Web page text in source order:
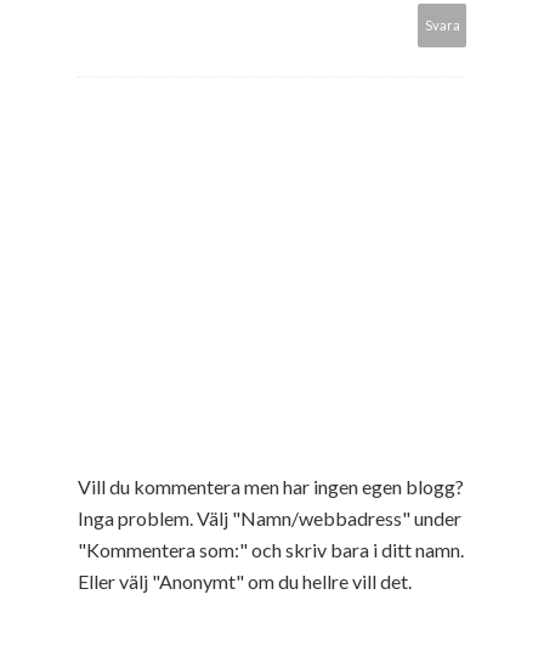
Svara
Vill du kommentera men har ingen egen blogg?
Inga problem. Välj "Namn/webbadress" under
"Kommentera som:" och skriv bara i ditt namn.
Eller välj "Anonymt" om du hellre vill det.